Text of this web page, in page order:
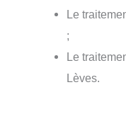
Le
;
Le
Lèves.